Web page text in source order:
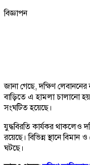
বিজ্ঞাপন
জানা গেছে, দক্ষিণ
বাড়িতে এ হামলা চালানো
সংঘটিত হয়েছে।
যুদ্ধবিরতি কার্যকর থাকলেও
রয়েছে। বিভিন্ন স্থানে
ঘটছে।